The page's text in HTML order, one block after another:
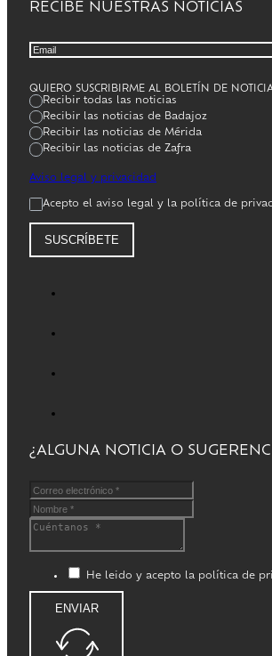
RECIBE NUESTRAS NOTICIAS
QUIERO SUSCRIBIRME AL BOLETÍN DE
Recibir todas las noticias
Recibir las noticias de Badajoz
Recibir las noticias de Mérida
Recibir las noticias de Zafra
Aviso legal y privacidad
Acepto el aviso legal y la política de
SUSCRÍBETE
¿ALGUNA NOTICIA O
He leido y acepto la política de
ENVIAR